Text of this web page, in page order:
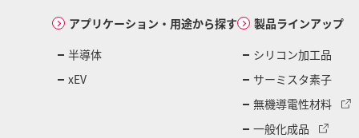
アプリケーション・用途から探す
半導体
xEV
製品ラインアップ
シリコン加工品
サーミスタ素子
無機導電性材料
一般化成品